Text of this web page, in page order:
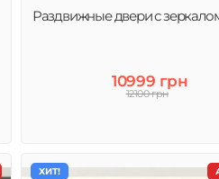
Раздвижные двери с
10999 грн
12100 грн
ХИТ!